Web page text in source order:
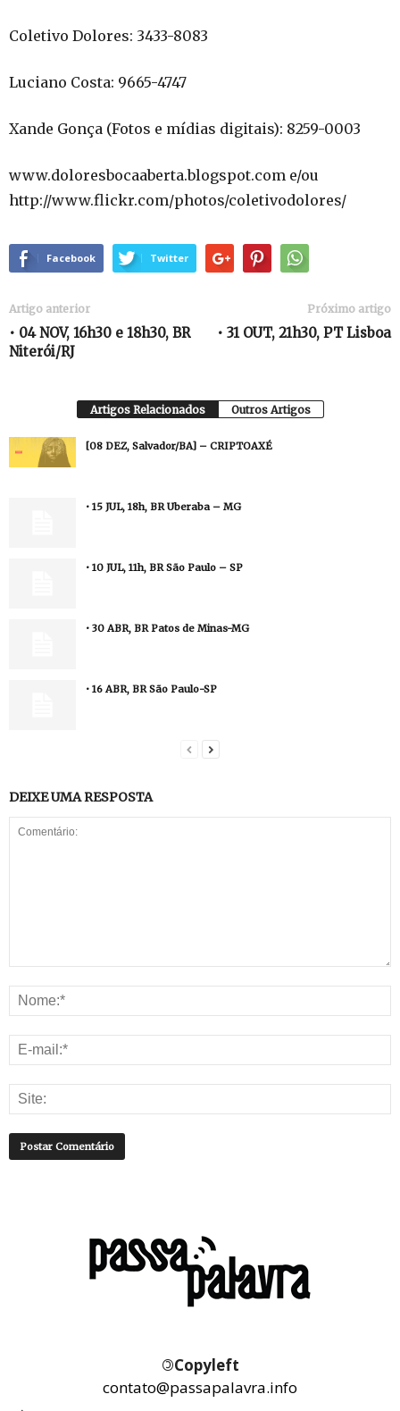
Coletivo Dolores: 3433-8083
Luciano Costa: 9665-4747
Xande Gonça (Fotos e mídias digitais): 8259-0003
www.doloresbocaaberta.blogspot.com e/ou
http://www.flickr.com/photos/coletivodolores/
Facebook Twitter
Artigo anterior
• 04 NOV, 16h30 e 18h30, BR
Niterói/RJ
Próximo artigo
• 31 OUT, 21h30, PT Lisboa
Artigos Relacionados Outros Artigos
[08 DEZ, Salvador/BA] – CRIPTOAXÉ
• 15 JUL, 18h, BR Uberaba – MG
• 10 JUL, 11h, BR São Paulo – SP
• 30 ABR, BR Patos de Minas-MG
• 16 ABR, BR São Paulo-SP
DEIXE UMA RESPOSTA
©Copyleft
contato@passapalavra.info